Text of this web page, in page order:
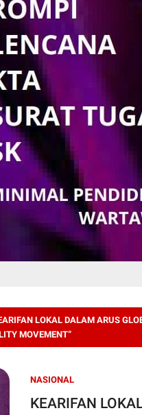
LOKAL DALAM ARUS
MOVEMENT”
NASIONAL
KEARIFAN